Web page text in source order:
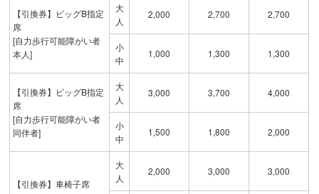
【引換券】ビッグB指定
席
[自力歩行可能障がい者
本人]
大
人
2,000 2,700 2,700
小
中
1,000 1,300 1,300
【引換券】ビッグB指定
席
[自力歩行可能障がい者
同伴者]
大
人
3,000 3,700 4,000
小
中
1,500 1,800 2,000
【引換券】車椅子席
大
人
2,000 3,000 3,000